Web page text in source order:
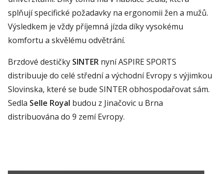
splňují specifické požadavky na ergonomii žen a mužů.
Výsledkem je vždy příjemná jízda díky vysokému
komfortu a skvělému odvětrání.
Brzdové destičky SINTER nyní ASPIRE SPORTS
distribuuje do celé střední a východní Evropy s výjimkou
Slovinska, které se bude SINTER obhospodařovat sám.
Sedla Selle Royal budou z Jinačovic u Brna
distribuována do 9 zemí Evropy.